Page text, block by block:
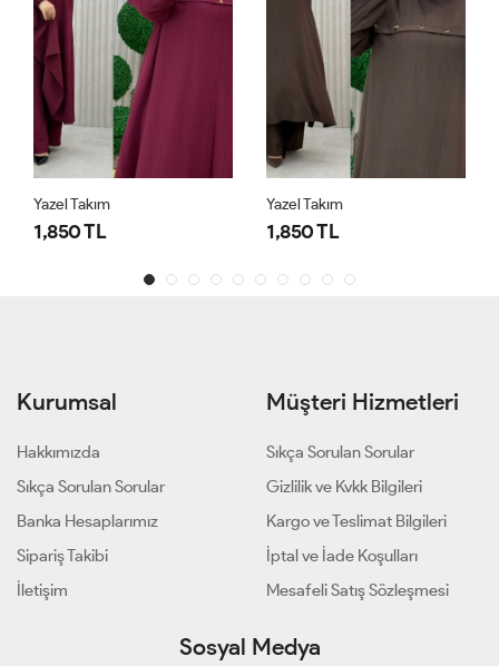
Yazel Takım
1,850 TL
Yazel Takım
1,850 TL
Kurumsal
Hakkımızda
Sıkça Sorulan Sorular
Banka Hesaplarımız
Sipariş Takibi
İletişim
Müşteri Hizmetleri
Sıkça Sorulan Sorular
Gizlilik ve Kvkk Bilgileri
Kargo ve Teslimat Bilgileri
İptal ve İade Koşulları
Mesafeli Satış Sözleşmesi
Sosyal Medya